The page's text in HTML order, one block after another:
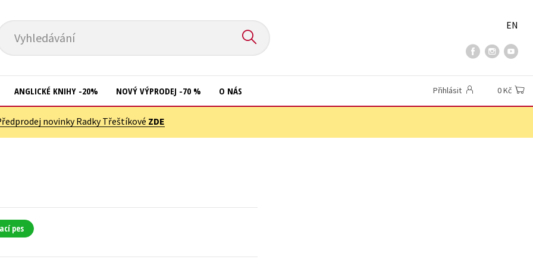
Vyhledávání
EN
ANGLICKÉ KNIHY -20% NOVÝ VÝPRODEJ -70 % O NÁS Přihlásit 0 Kč
novinky Radky Třeštíkové ZDE
pes